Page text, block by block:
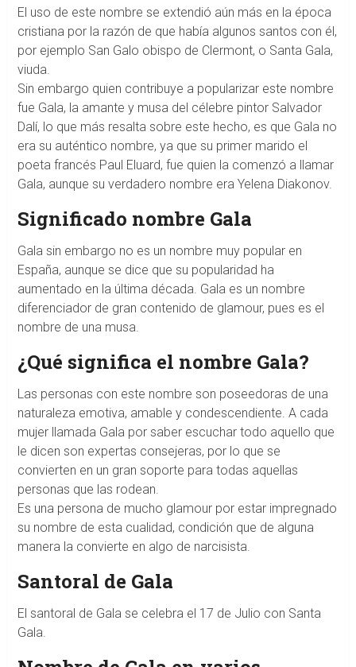
El uso de este nombre se extendió aún más en la época
cristiana por la razón de que había algunos santos con él,
por ejemplo San Galo obispo de Clermont, o Santa Gala,
viuda.
Sin embargo quien contribuye a popularizar este nombre
fue Gala, la amante y musa del célebre pintor Salvador
Dalí, lo que más resalta sobre este hecho, es que Gala no
era su auténtico nombre, ya que su primer marido el
poeta francés Paul Eluard, fue quien la comenzó a llamar
Gala, aunque su verdadero nombre era Yelena Diakonov.
Significado nombre Gala
Gala sin embargo no es un nombre muy popular en
España, aunque se dice que su popularidad ha
aumentado en la última década. Gala es un nombre
diferenciador de gran contenido de glamour, pues es el
nombre de una musa.
¿Qué significa el nombre Gala?
Las personas con este nombre son poseedoras de una
naturaleza emotiva, amable y condescendiente. A cada
mujer llamada Gala por saber escuchar todo aquello que
le dicen son expertas consejeras, por lo que se
convierten en un gran soporte para todas aquellas
personas que las rodean.
Es una persona de mucho glamour por estar impregnado
su nombre de esta cualidad, condición que de alguna
manera la convierte en algo de narcisista.
Santoral de Gala
El santoral de Gala se celebra el 17 de Julio con Santa
Gala.